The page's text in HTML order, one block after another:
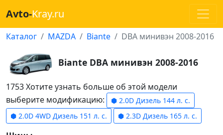
Avto-Kray.ru
Каталог MAZDA Biante DBA минивэн 2008-2016
Biante DBA минивэн 2008-2016
1753 Хотите узнать больше об этой модели
выберите модификацию:
⬢ 2.0D Дизель 144 л. с.
⬢ 2.0D 4WD Дизель 151 л. с.
⬢ 2.3D Дизель 165 л. с.